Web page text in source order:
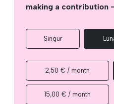
making a contribution
Singur
2,50 € / month
15,00 € / month